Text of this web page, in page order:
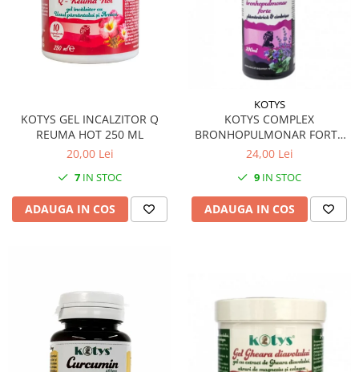
KOTYS GEL INCALZITOR Q
REUMA HOT 250 ML
20,00 Lei
7 IN STOC
ADAUGA IN COS
KOTYS
KOTYS COMPLEX
BRONHOPULMONAR FORTE
SIROP 200 ML
24,00 Lei
9 IN STOC
ADAUGA IN COS